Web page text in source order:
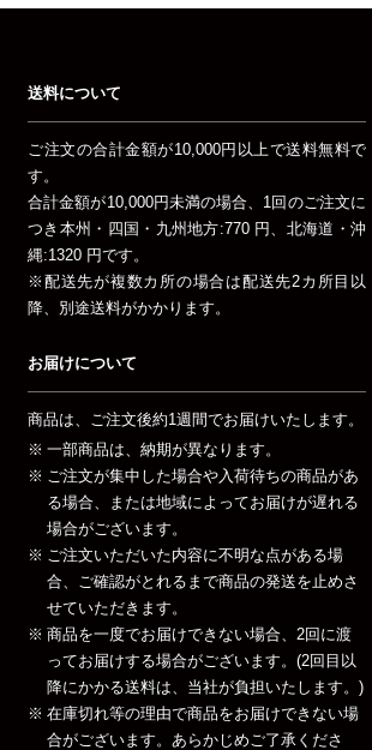
送料について
ご注文の合計金額が10,000円以上で送料無料で
す。
合計金額が10,000円未満の場合、1回のご注文に
つき本州・四国・九州地方:770 円、北海道・沖
縄:1320 円です。
※配送先が複数カ所の場合は配送先2カ所目以
降、別途送料がかかります。
お届けについて
商品は、ご注文後約1週間でお届けいたします。
一部商品は、納期が異なります。
ご注文が集中した場合や入荷待ちの商品があ
る場合、または地域によってお届けが遅れる
場合がございます。
ご注文いただいた内容に不明な点がある場
合、ご確認がとれるまで商品の発送を止めさ
せていただきます。
商品を一度でお届けできない場合、2回に渡
ってお届けする場合がございます。(2回目以
降にかかる送料は、当社が負担いたします。)
在庫切れ等の理由で商品をお届けできない場
合がございます。あらかじめご了承くださ